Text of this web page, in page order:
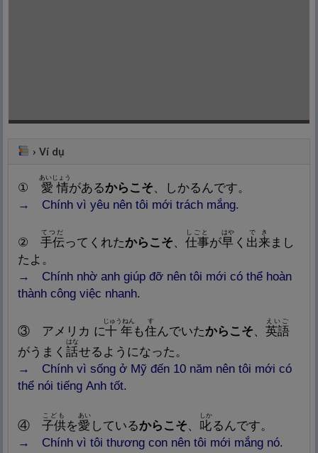
›Ví dụ
① 愛情
あいじょう
があるからこそ 、しかるんです。
→ Chính vì yêu nên tôi mới trách mắng.
② 手伝
てつだ
ってくれたからこそ 仕
Nghĩa: Việc làm, hành động,
事
Nghĩa: Việc, công việc, chức vụ
しごと
が早
はや
く 出来
でき
まし
たよ。
→ Chính nhờ anh giúp đỡ nên tôi mới có thể hoàn
thành công việc nhanh.
③ アメリカ に十 年
じゅうねん
も住
す
んでいたからこそ 英語
えいご
がうまく 話
はな
せるようになった。
→ Chính vì sống ở Mỹ đến 10 năm nên tôi mới có
thể nói tiếng Anh tốt.
④ 子供
こども
を愛
あい
しているからこそ 叱
しか
るんです。
→ Chính vì tôi thương con nên tôi mới mắng nó.